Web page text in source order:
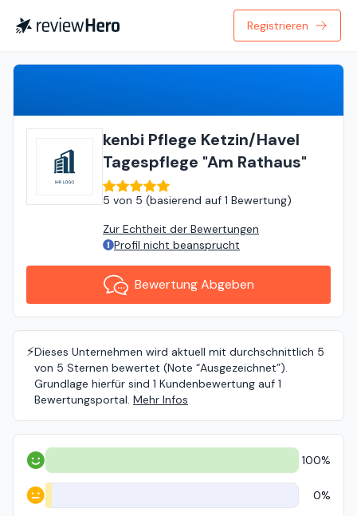
Registrieren
kenbi Pflege Ketzin/Havel
Tagespflege "Am Rathaus"
5 von 5 (basierend auf 1 Bewertung)
Zur Echtheit der Bewertungen
Profil nicht beansprucht
Bewertung Abgeben
⚡️Dieses Unternehmen wird aktuell mit durchschnittlich 5
von 5 Sternen bewertet (Note “Ausgezeichnet”).
Grundlage hierfür sind 1 Kundenbewertung auf 1
Bewertungsportal. Mehr Infos
Positiv 100%
Neutral 0%